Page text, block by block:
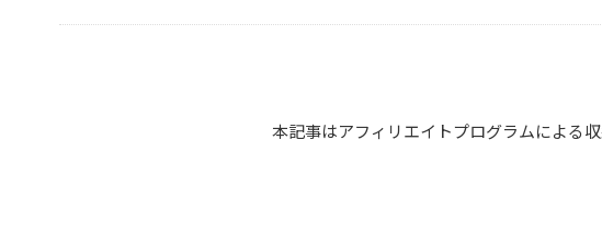
本記事はアフィリエイトプログラムによる